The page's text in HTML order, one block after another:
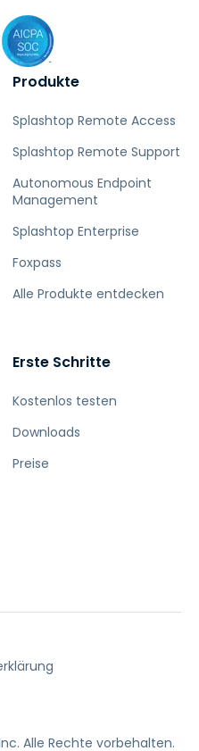
Produkte
Splashtop Remote Access
Splashtop Remote Support
Autonomous Endpoint
Management
Splashtop Enterprise
Foxpass
Alle Produkte entdecken
Erste Schritte
Kostenlos testen
Downloads
Preise
Alle Rechte vorbehalten.